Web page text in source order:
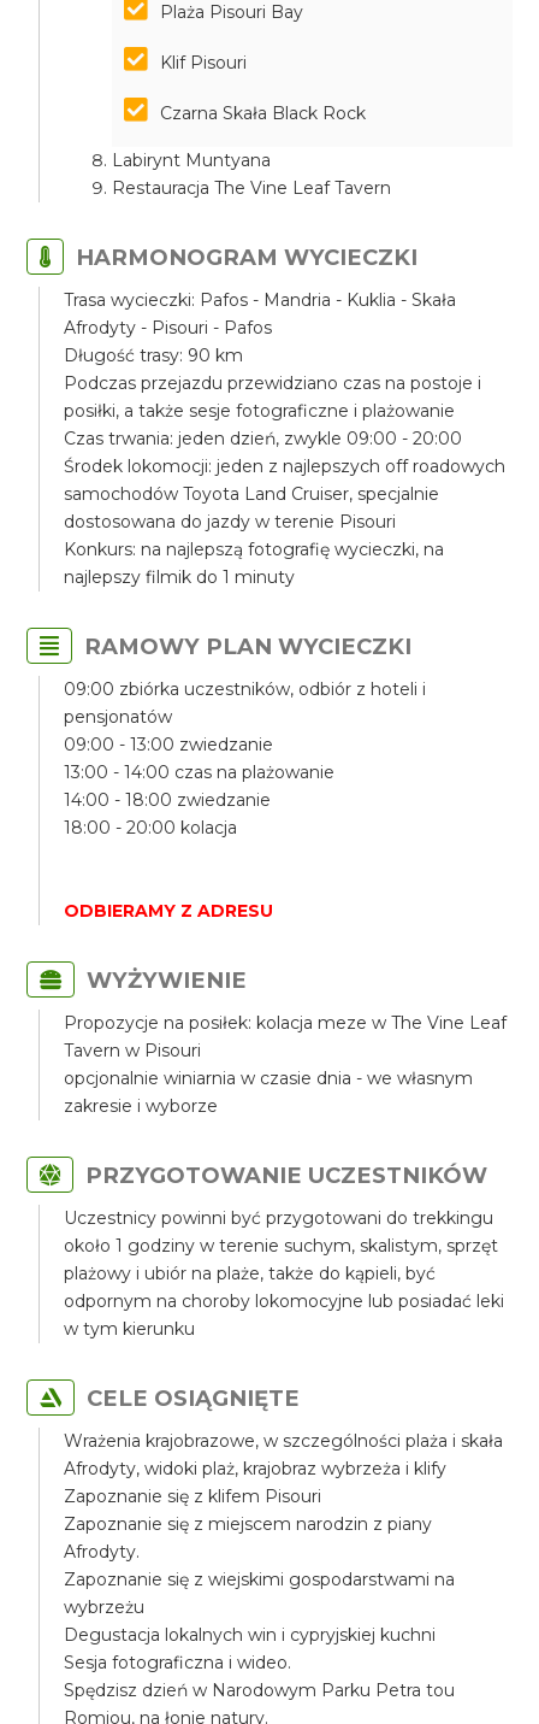
Plaża Pisouri Bay
Klif Pisouri
Czarna Skała Black Rock
Labirynt Muntyana
Restauracja The Vine Leaf Tavern
HARMONOGRAM WYCIECZKI
Trasa wycieczki: Pafos - Mandria - Kuklia - Skała
Afrodyty - Pisouri - Pafos
Długość trasy: 90 km
Podczas przejazdu przewidziano czas na postoje i
posiłki, a także sesje fotograficzne i plażowanie
Czas trwania: jeden dzień, zwykle 09:00 - 20:00
Środek lokomocji: jeden z najlepszych off roadowych
samochodów Toyota Land Cruiser, specjalnie
dostosowana do jazdy w terenie Pisouri
Konkurs: na najlepszą fotografię wycieczki, na
najlepszy filmik do 1 minuty
RAMOWY PLAN WYCIECZKI
09:00 zbiórka uczestników, odbiór z hoteli i
pensjonatów
09:00 - 13:00 zwiedzanie
13:00 - 14:00 czas na plażowanie
14:00 - 18:00 zwiedzanie
18:00 - 20:00 kolacja
ODBIERAMY Z ADRESU
WYŻYWIENIE
Propozycje na posiłek: kolacja meze w The Vine Leaf
Tavern w Pisouri
opcjonalnie winiarnia w czasie dnia - we własnym
zakresie i wyborze
PRZYGOTOWANIE UCZESTNIKÓW
Uczestnicy powinni być przygotowani do trekkingu
około 1 godziny w terenie suchym, skalistym, sprzęt
plażowy i ubiór na plaże, także do kąpieli, być
odpornym na choroby lokomocyjne lub posiadać leki
w tym kierunku
CELE OSIĄGNIĘTE
Wrażenia krajobrazowe, w szczególności plaża i skała
Afrodyty, widoki plaż, krajobraz wybrzeża i klify
Zapoznanie się z klifem Pisouri
Zapoznanie się z miejscem narodzin z piany
Afrodyty.
Zapoznanie się z wiejskimi gospodarstwami na
wybrzeżu
Degustacja lokalnych win i cypryjskiej kuchni
Sesja fotograficzna i wideo.
Spędzisz dzień w Narodowym Parku Petra tou
Romiou, na łonie natury.